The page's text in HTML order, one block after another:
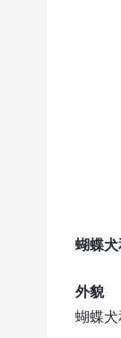
蝴蝶
外貌
蝴蝶